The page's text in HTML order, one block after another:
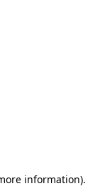
information).